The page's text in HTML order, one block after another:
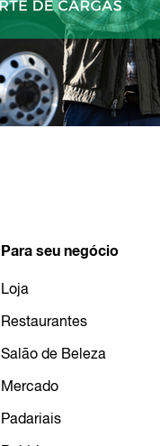
Para seu negócio
Loja
Restaurantes
Salão de Beleza
Mercado
Padariais